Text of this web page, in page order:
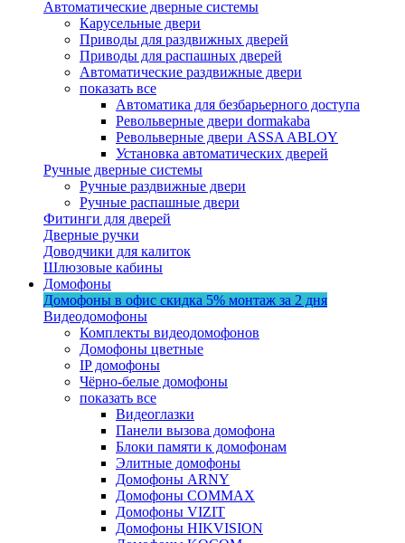
Автоматические дверные системы
Карусельные двери
Приводы для раздвижных дверей
Приводы для распашных дверей
Автоматические раздвижные двери
показать все
Автоматика для безбарьерного доступа
Револьверные двери dormakaba
Револьверные двери ASSA ABLOY
Установка автоматических дверей
Ручные дверные системы
Ручные раздвижные двери
Ручные распашные двери
Фитинги для дверей
Дверные ручки
Доводчики для калиток
Шлюзовые кабины
Домофоны
Домофоны в офис скидка 5% монтаж за 2 дня
Видеодомофоны
Комплекты видеодомофонов
Домофоны цветные
IP домофоны
Чёрно-белые домофоны
показать все
Видеоглазки
Панели вызова домофона
Блоки памяти к домофонам
Элитные домофоны
Домофоны ARNY
Домофоны COMMAX
Домофоны VIZIT
Домофоны HIKVISION